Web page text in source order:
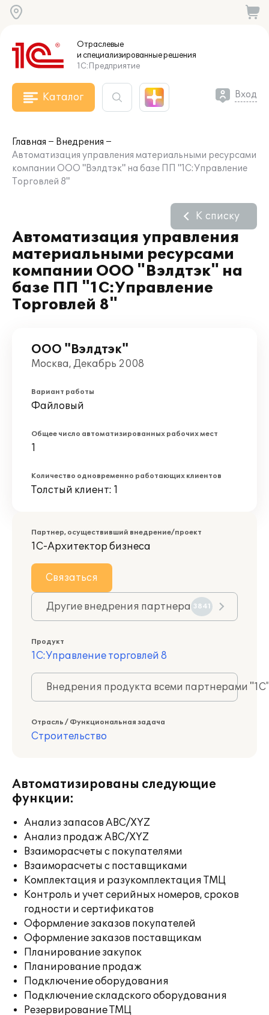
Отраслевые
и специализированныерешения
1С:Предприятие
Каталог Вход
Главная
Внедрения
Автоматизация управления материальными ресурсами
компании ООО "Вэлдтэк" на базе ПП "1С:Управление
Торговлей 8"
Автоматизация управления
материальными ресурсами
компании ООО "Вэлдтэк" на
базе ПП "1С:Управление
Торговлей 8"
К списку
ООО "Вэлдтэк"
Москва, Декабрь 2008
Вариант работы
Файловый
Общее число автоматизированных рабочих мест
1
Количество одновременно работающих клиентов
Толстый клиент: 1
Партнер, осуществивший внедрение/проект
1С-Архитектор бизнеса
Связаться
Другие внедрения партнера 3841
Продукт
1С:Управление торговлей 8
Внедрения продукта всеми партнерами
Отрасль / Функциональная задача
Строительство
Автоматизированы следующие
функции:
Анализ запасов ABC/XYZ
Анализ продаж ABC/XYZ
Взаиморасчеты с покупателями
Взаиморасчеты с поставщиками
Комплектация и разукомплектация ТМЦ
Контроль и учет серийных номеров, сроков
годности и сертификатов
Оформление заказов покупателей
Оформление заказов поставщикам
Планирование закупок
Планирование продаж
Подключение оборудования
Подключение складского оборудования
Резервирование ТМЦ